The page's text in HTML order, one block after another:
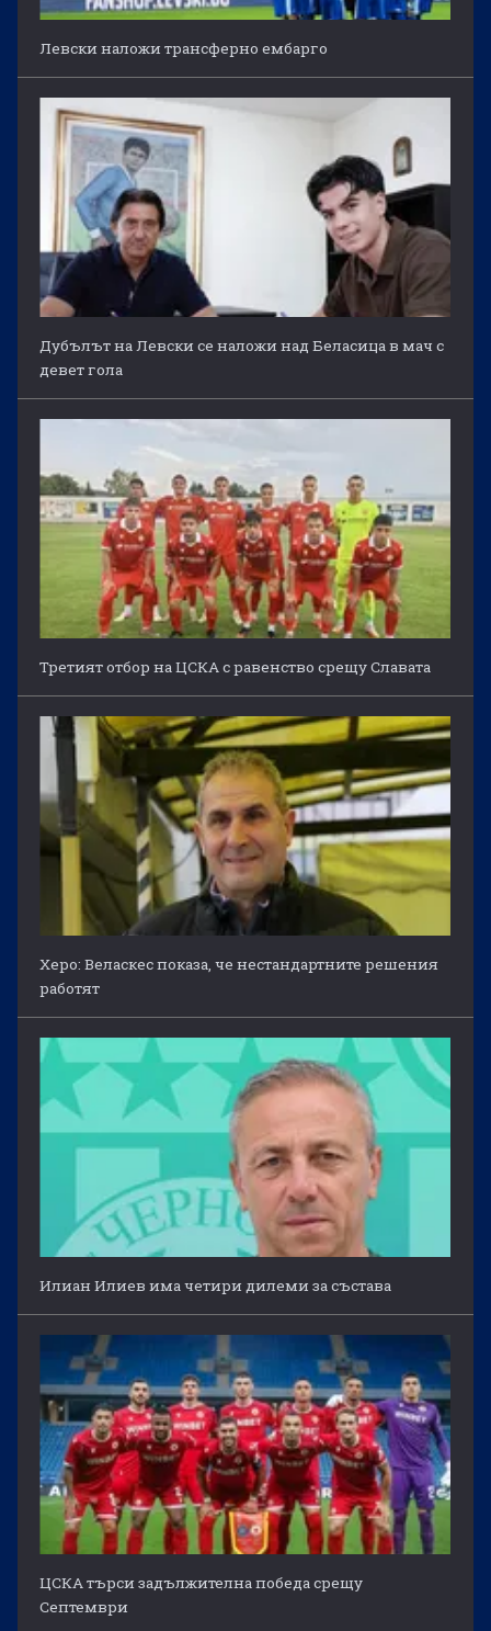
Левски наложи трансферно ембарго
Дубълът на Левски се наложи над Беласица в мач с
девет гола
Третият отбор на ЦСКА с равенство срещу Славата
Херо: Веласкес показа, че нестандартните решения
работят
Илиан Илиев има четири дилеми за състава
ЦСКА търси задължителна победа срещу
Септември